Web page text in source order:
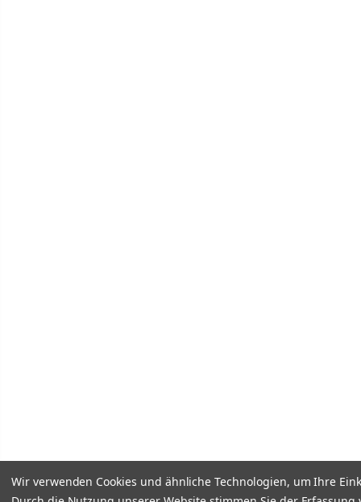
Wir verwenden Cookies und ähnliche Technologien, um Ihre